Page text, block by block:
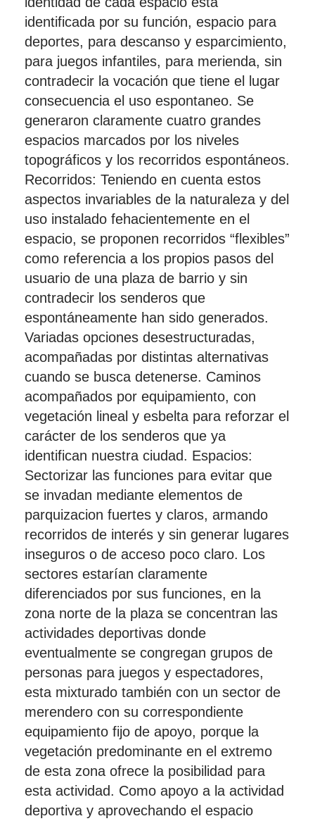
identificada por su función, espacio para
deportes, para descanso y esparcimiento,
para juegos infantiles, para merienda, sin
contradecir la vocación que tiene el lugar
consecuencia el uso espontaneo. Se
generaron claramente cuatro grandes
espacios marcados por los niveles
topográficos y los recorridos espontáneos.
Recorridos: Teniendo en cuenta estos
aspectos invariables de la naturaleza y del
uso instalado fehacientemente en el
espacio, se proponen recorridos “flexibles”
como referencia a los propios pasos del
usuario de una plaza de barrio y sin
contradecir los senderos que
espontáneamente han sido generados.
Variadas opciones desestructuradas,
acompañadas por distintas alternativas
cuando se busca detenerse. Caminos
acompañados por equipamiento, con
vegetación lineal y esbelta para reforzar el
carácter de los senderos que ya
identifican nuestra ciudad. Espacios:
Sectorizar las funciones para evitar que
se invadan mediante elementos de
parquizacion fuertes y claros, armando
recorridos de interés y sin generar lugares
inseguros o de acceso poco claro. Los
sectores estarían claramente
diferenciados por sus funciones, en la
zona norte de la plaza se concentran las
actividades deportivas donde
eventualmente se congregan grupos de
personas para juegos y espectadores,
esta mixturado también con un sector de
merendero con su correspondiente
equipamiento fijo de apoyo, porque la
vegetación predominante en el extremo
de esta zona ofrece la posibilidad para
esta actividad. Como apoyo a la actividad
deportiva y aprovechando el espacio